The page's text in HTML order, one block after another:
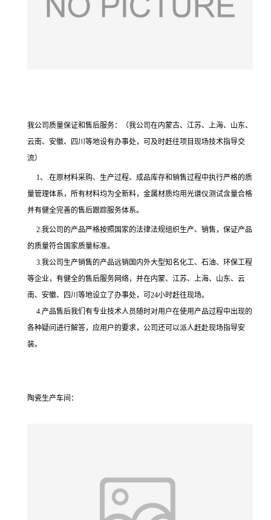
我公司质量保证和售后服务：
（我公司在内蒙古、江苏、上海、山东、
云南、安徽、四川等地设有办事处，可及时赶往项目现场技术指导交
流）
1、
.在原材料采购、生产过程、成品库存和销售过程中执行严格的质
量管理体系，所有材料均为全新料， 金属材质均用光谱仪测试含量合格
并有健全完善的售后跟踪服务体系。
2 .我公司的产品严格按照国家的法律法规组织生产、销售，保证产品
的质量符合国家质量标准。
3.我公司生产销售的产品远销国内外大型知名化工、石油、环保工程
等企业，有健全的售后服务网络，并在内蒙、江苏、上海、山东、云
南、安徽、四川等地设立了办事处 ，可24小时赶往现场。
4.产品售后我们有专业技术人员随时对用户在使用产品过程中出现的
各种疑问进行解答，应用户的要求，公司还可以派人赶赴现场指导安
装。
陶瓷生产车间：